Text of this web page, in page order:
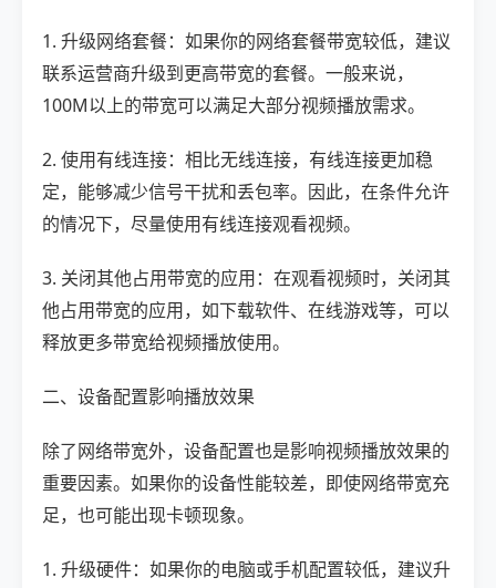
1. 升级网络套餐：如果你的网络套餐带宽较低，建议
联系运营商升级到更高带宽的套餐。一般来说，
100M以上的带宽可以满足大部分视频播放需求。
2. 使用有线连接：相比无线连接，有线连接更加稳
定，能够减少信号干扰和丢包率。因此，在条件允许
的情况下，尽量使用有线连接观看视频。
3. 关闭其他占用带宽的应用：在观看视频时，关闭其
他占用带宽的应用，如下载软件、在线游戏等，可以
释放更多带宽给视频播放使用。
二、设备配置影响播放效果
除了网络带宽外，设备配置也是影响视频播放效果的
重要因素。如果你的设备性能较差，即使网络带宽充
足，也可能出现卡顿现象。
1. 升级硬件：如果你的电脑或手机配置较低，建议升